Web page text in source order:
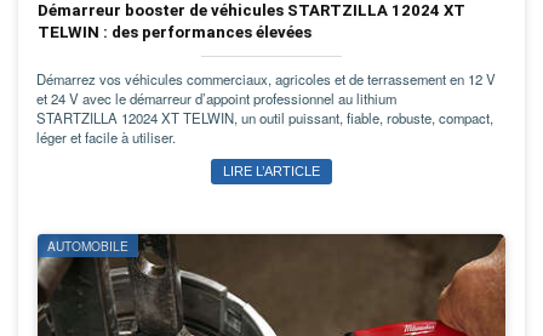
Démarreur booster de véhicules STARTZILLA 12024 XT
TELWIN : des performances élevées
Démarrez vos véhicules commerciaux, agricoles et de terrassement en 12 V
et 24 V avec le démarreur d’appoint professionnel au lithium
STARTZILLA 12024 XT TELWIN, un outil puissant, fiable, robuste, compact,
léger et facile à utiliser.
LIRE L’ARTICLE
AUTOMOBILE